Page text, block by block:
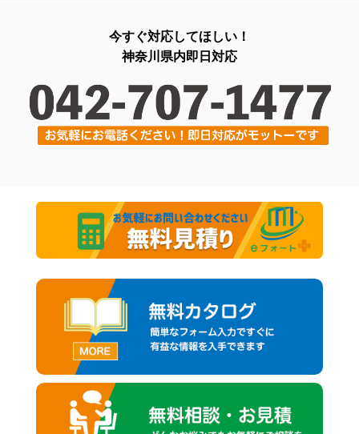
今すぐ対応してほしい！
神奈川県内即日対応